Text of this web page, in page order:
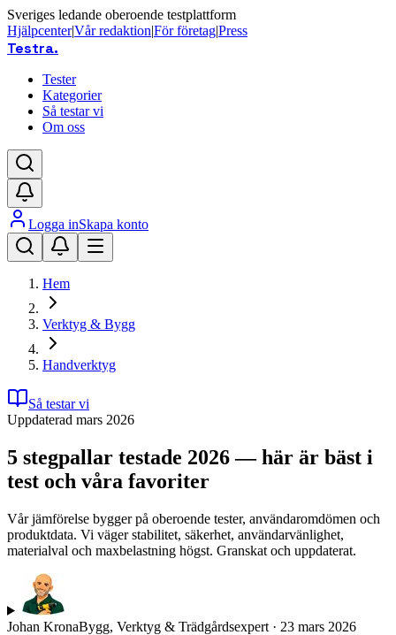
Sveriges ledande oberoende testplattform
Hjälpcenter|Vår redaktion|För företag|Press
Testra.
Tester
Kategorier
Så testar vi
Om oss
Logga inSkapa konto
Hem
Verktyg & Bygg
Handverktyg
Så testar vi
Uppdaterad mars 2026
5 stegpallar testade 2026 — här är bäst i
test och våra favoriter
Vår jämförelse bygger på oberoende tester, användaromdömen och
produktdata. Vi väger stabilitet, säkerhet, användarvänlighet,
materialval och maxbelastning högst. Granskat och uppdaterat.
Johan KronaBygg, Verktyg & Trädgårdsexpert · 23 mars 2026